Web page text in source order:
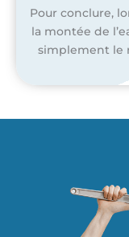
Pour conclure,
la montée de
simplement le